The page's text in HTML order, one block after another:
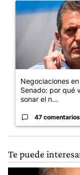
Un artículo de
Negociaciones
Senado: por qué
sonar el n...
47 comentarios